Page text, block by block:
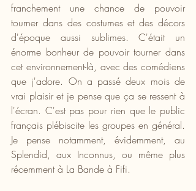
franchement une chance de pouvoir
tourner dans des costumes et des décors
d'époque aussi sublimes. C'était un
énorme bonheur de pouvoir tourner dans
cet environnement-là, avec des comédiens
que j'adore. On a passé deux mois de
vrai plaisir et je pense que ça se ressent à
l'écran. C'est pas pour rien que le public
français plébiscite les groupes en général.
Je pense notamment, évidemment, au
Splendid, aux Inconnus, ou même plus
récemment à La Bande à Fifi.